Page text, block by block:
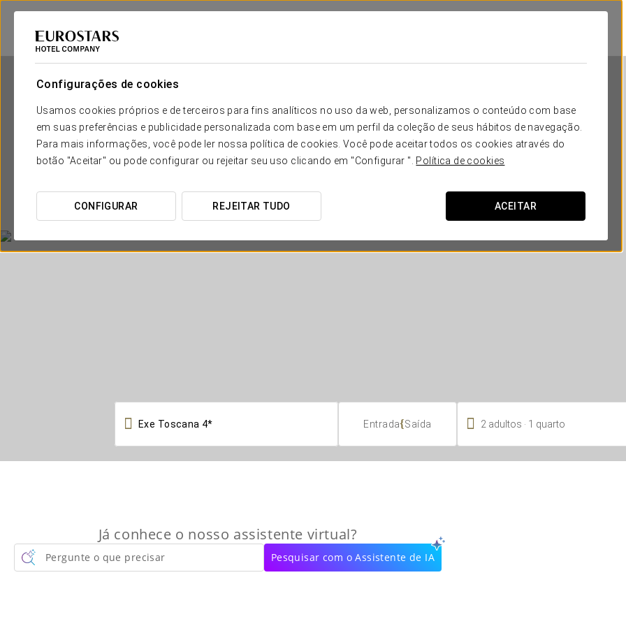
Configurações de cookies
Usamos cookies próprios e de terceiros para fins analíticos no uso da web, personalizamos o conteúdo com base
em suas preferências e publicidade personalizada com base em um perfil da coleção de seus hábitos de navegação.
Para mais informações, você pode ler nossa política de cookies. Você pode aceitar todos os cookies através do
botão "Aceitar" ou pode configurar ou rejeitar seu uso clicando em "Configurar ". Política de cookies
CONFIGURAR REJEITAR TUDO ACEITAR
Exe Toscana
LUCA
 Entrada{Saída  2 adultos 1 quarto
Já conhece o nosso assistente virtual?
Pergunte o que precisar Pesquisar com o Assistente de IA